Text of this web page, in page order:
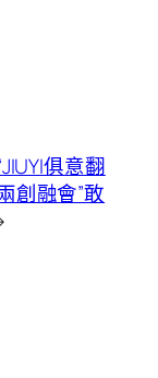
俱意翻
創融會”敢